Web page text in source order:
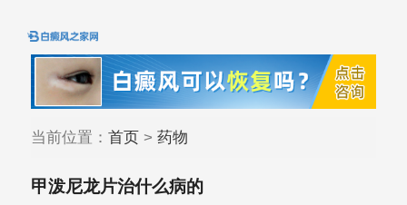
当前位置： 首页> 药物
甲泼尼龙片治什么病的